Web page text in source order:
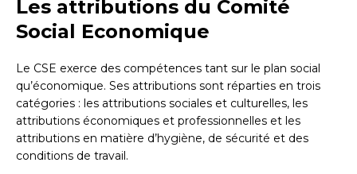
Les attributions du Comité
Social Economique
Le CSE exerce des compétences tant sur le plan social
qu’économique. Ses attributions sont réparties en trois
catégories : les attributions sociales et culturelles, les
attributions économiques et professionnelles et les
attributions en matière d’hygiène, de sécurité et des
conditions de travail.